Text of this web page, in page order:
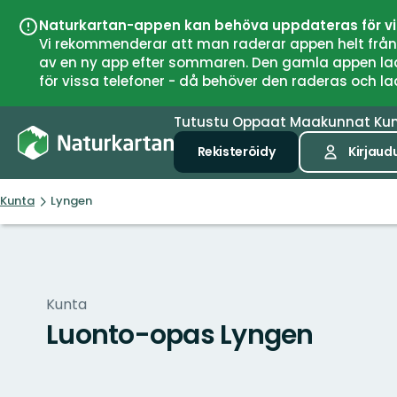
Naturkartan-appen kan behöva uppdateras för
Vi rekommenderar att man raderar appen helt
av en ny app efter sommaren. Den gamla
för vissa telefoner - då behöver den raderas och
Tutustu Oppaat Maakunnat
Rekisteröidy
Kunta Lyngen
Kunta
Luonto-opas Lyngen